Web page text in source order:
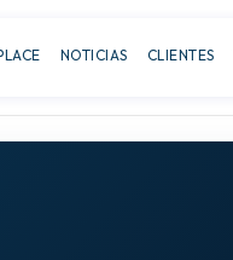
NOTICIAS CLIENTES